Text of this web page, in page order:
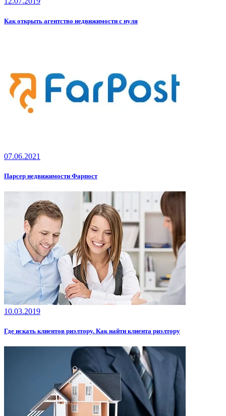
Как открыть агентство недвижимости с нуля
07.06.2021
Парсер недвижимости Фарпост
10.03.2019
Где искать клиентов риэлтору. Как найти клиента риэлтору